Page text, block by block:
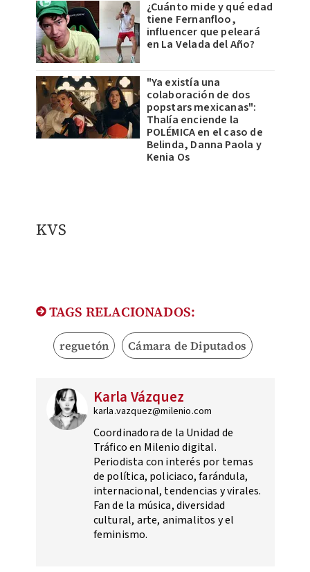
¿Cuánto mide y qué edad
tiene Fernanfloo,
influencer que peleará
en La Velada del Año?
"Ya existía una
colaboración de dos
popstars mexicanas":
Thalía enciende la
POLÉMICA en el caso de
Belinda, Danna Paola y
Kenia Os
KVS
TAGS RELACIONADOS:
reguetón Cámara de Diputados
Karla Vázquez
karla.vazquez@milenio.com
Coordinadora de la Unidad de
Tráfico en Milenio digital.
Periodista con interés por temas
de política, policiaco, farándula,
internacional, tendencias y virales.
Fan de la música, diversidad
cultural, arte, animalitos y el
feminismo.